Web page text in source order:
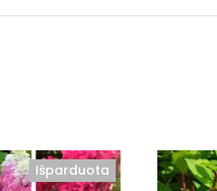
Išparduota